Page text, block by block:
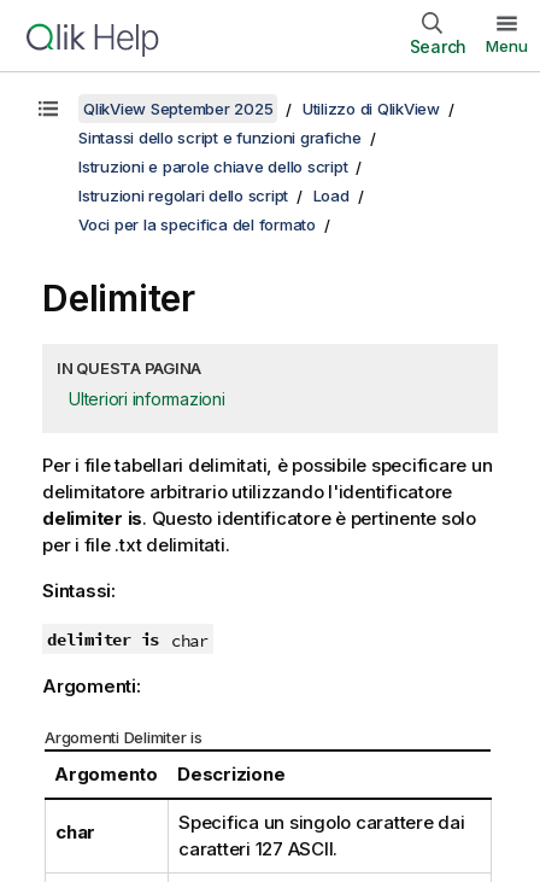
Search Menu
QlikView September 2025
Utilizzo di QlikView
Sintassi dello script e funzioni grafiche
Istruzioni e parole chiave dello script
Istruzioni regolari dello script
Load
Voci per la specifica del formato
Delimiter
IN QUESTA PAGINA
Ulteriori informazioni
Per i file tabellari delimitati, è possibile specificare un
delimitatore arbitrario utilizzando l'identificatore
delimiter is. Questo identificatore è pertinente solo
per i file .txtdelimitati.
Sintassi:
delimiter is char
Argomenti:
Argomenti Delimiter is
Argomento Descrizione
char
Specifica un singolo carattere dai
caratteri 127 ASCII.